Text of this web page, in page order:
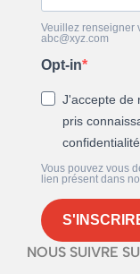
Veuillez renseigner
abc@xyz.com
Opt-in
J'accepte de
pris
Vous pouvez vous
lien présent dans
NOUS SUIVRE